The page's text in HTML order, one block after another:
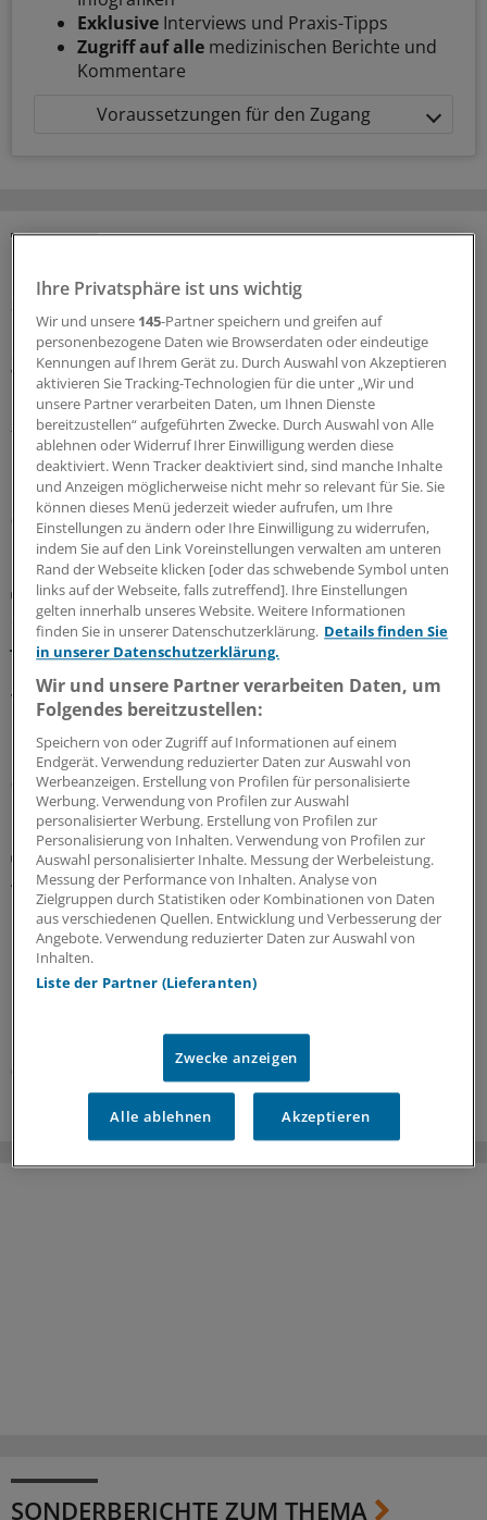
Exklusive Interviews und Praxis-Tipps
Zugriff auf alle medizinischen Berichte und
Kommentare
Voraussetzungen für den Zugang
Sparpaket sorgt für Unsicherheit
Praxisbesonderheiten in Zeiten des GKV-
Spargesetzes: Klarheit soll es in der kommenden
Woche geben
Ein Passus des Beitragssatzstabilisierungsgesetz sorgt
für Unruhe unter Ärztinnen und Ärzten. Stehen die
Praxisbesonderheiten auf der Kippe? Oder eher doch
nicht? Kassenärzte und Krankenkassen verhandeln.
06.08.2026
GKV-Spargesetz
Sparliste der KBV: So hoch könnten die Verluste
jeder Praxis sein
Die Kassenärztliche Bundesvereinigung hat eine Liste
vorgelegt, in der sie die möglichen finanziellen Folgen
des GKV-Spargesetzes pro Ärztin bzw. Arzt auflistet. Die
Unterschiede zwischen Haus- und Fachärzten sind groß.
05.08.2026
Zentrale Änderungen im Überblick
Aktualisierter GOÄ-Entwurf: Neue Leistungen,
Umbewertungen und Bürokratieabbau
Bundesärztekammer und PKV-Verband haben dem
Bundesgesundheitsministerium den Entwurf einer
GOÄneu vorgelegt. Er nimmt innovative medizinische
Überblick mit Beispielen dazu, was sich ändern soll.
05.08.2026
SONDERBERICHTE ZUM THEMA
Ihre Privatsphäre ist uns wichtig
Wir und unsere 145-Partner speichern und greifen auf
personenbezogene Daten wie Browserdaten oder eindeutige
Kennungen auf Ihrem Gerät zu. Durch Auswahl von Akzeptieren
aktivieren Sie Tracking-Technologien für die unter „Wir und
unsere Partner verarbeiten Daten, um Ihnen Dienste
bereitzustellen“ aufgeführten Zwecke. Durch Auswahl von Alle
ablehnen oder Widerruf Ihrer Einwilligung werden diese
deaktiviert. Wenn Tracker deaktiviert sind, sind manche Inhalte
und Anzeigen möglicherweise nicht mehr so relevant für Sie. Sie
können dieses Menü jederzeit wieder aufrufen, um Ihre
Einstellungen zu ändern oder Ihre Einwilligung zu widerrufen,
indem Sie auf den Link Voreinstellungen verwalten am unteren
Rand der Webseite klicken [oder das schwebende Symbol unten
links auf der Webseite, falls zutreffend]. Ihre Einstellungen
gelten innerhalb unseres Website. Weitere Informationen
finden Sie in unserer Datenschutzerklärung. Details finden Sie
in unserer Datenschutzerklärung.
Wir und unsere Partner verarbeiten Daten, um
Folgendes bereitzustellen:
Speichern von oder Zugriff auf Informationen auf einem
Endgerät. Verwendung reduzierter Daten zur Auswahl von
Werbeanzeigen. Erstellung von Profilen für personalisierte
Werbung. Verwendung von Profilen zur Auswahl
personalisierter Werbung. Erstellung von Profilen zur
Personalisierung von Inhalten. Verwendung von Profilen zur
Auswahl personalisierter Inhalte. Messung der Werbeleistung.
Messung der Performance von Inhalten. Analyse von
Zielgruppen durch Statistiken oder Kombinationen von Daten
aus verschiedenen Quellen. Entwicklung und Verbesserung der
Angebote. Verwendung reduzierter Daten zur Auswahl von
Inhalten.
Liste der Partner (Lieferanten)
Zwecke anzeigen
Alle ablehnen Akzeptieren